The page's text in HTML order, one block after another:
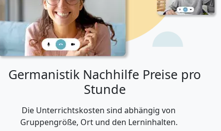
Germanistik Nachhilfe Preise pro
Stunde
Die Unterrichtskosten sind abhängig von
Gruppengröße, Ort und den Lerninhalten.